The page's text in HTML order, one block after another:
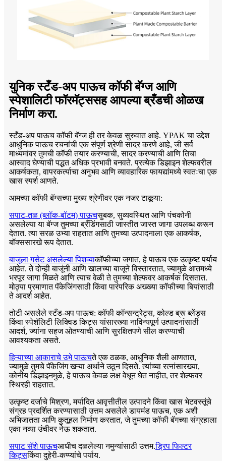
युनिक स्टँड-अप पाऊच कॉफी बॅग्ज आणि
स्पेशालिटी फॉरमॅट्ससह आपल्या ब्रँडची ओळख
निर्माण करा.
स्टँड-अप पाऊच कॉफी बॅग्ज ही तर केवळ सुरुवात आहे. YPAK चा उद्देश
आधुनिक पाऊच रचनांची एक संपूर्ण श्रेणी सादर करणे आहे, जी सर्व
माध्यमांवर तुमची कॉफी तयार करण्याची, सादर करण्याची आणि तिचा
आस्वाद घेण्याची पद्धत अधिक प्रभावी बनवते. प्रत्येक डिझाइन शेल्फवरील
आकर्षकता, वापरकर्त्याचा अनुभव आणि व्यावहारिक फायद्यांमध्ये स्वतःचा एक
खास स्पर्श आणते.
आमच्या कॉफी बॅग्सच्या मुख्य श्रेणीवर एक नजर टाकूया:
सपाट-तळ (ब्लॉक-बॉटम) पाऊचसुबक, सुव्यवस्थित आणि पंचकोनी
असलेल्या या बॅग्ज तुमच्या ब्रँडिंगसाठी जास्तीत जास्त जागा उपलब्ध करून
देतात. त्या सरळ उभ्या राहतात आणि तुमच्या उत्पादनाला एक आकर्षक,
बॉक्ससारखे रूप देतात.
बाजूला गसेट असलेल्या पिशव्याकॉफीच्या जगात, हे पाऊच एक उत्कृष्ट पर्याय
आहेत. ते दोन्ही बाजूंनी आणि खालच्या बाजूने विस्तारतात, ज्यामुळे आतमध्ये
भरपूर जागा मिळते आणि त्याच वेळी ते तुमच्या शेल्फवर आकर्षक दिसतात.
मोठ्या प्रमाणात पॅकेजिंगसाठी किंवा पारंपरिक अख्ख्या कॉफीच्या बियांसाठी
ते आदर्श आहेत.
तोटी असलेले स्टँड-अप पाऊच: कॉफी कॉन्सन्ट्रेट्स, कोल्ड ब्रू ब्लेंड्स
किंवा स्पेशॅलिटी लिक्विड किट्स यांसारख्या नाविन्यपूर्ण उत्पादनांसाठी
आदर्श, ज्यांना सहज ओतण्याची आणि सुरक्षितपणे सील करण्याची
आवश्यकता असते.
हिऱ्याच्या आकाराचे उभे पाऊचते एक ठळक, आधुनिक शैली आणतात,
ज्यामुळे तुमचे पॅकेजिंग खऱ्या अर्थाने उठून दिसते. त्यांच्या रत्नांसारख्या,
कोनीय डिझाइनमुळे, हे पाऊच केवळ लक्ष वेधून घेत नाहीत, तर शेल्फवर
स्थिरही राहतात.
उत्कृष्ट दर्जाचे मिश्रण, मर्यादित आवृत्तीतील उत्पादने किंवा खास भेटवस्तूंचे
संग्रह प्रदर्शित करण्यासाठी उत्तम असलेले डायमंड पाऊच, एक अशी
अभिजातता आणि कुतूहल निर्माण करतात, जे तुमच्या कॉफी बॅगच्या संग्रहाला
एका नव्या उंचीवर नेऊ शकतात.
सपाट सॅशे पाऊचआधीच दळलेल्या नमुन्यांसाठी उत्तम.ड्रिप फिल्टर
किट्सकिंवा दुहेरी-कप्प्यांचे पर्याय.